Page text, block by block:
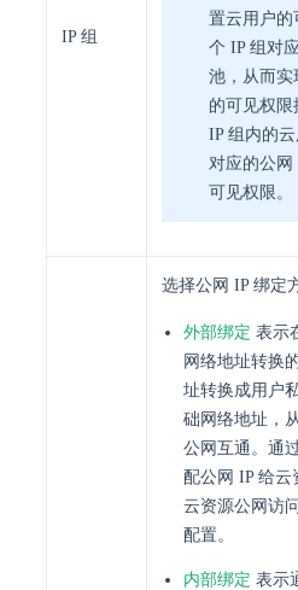
IP 组
置云用户的
个 IP 组对
池，从而实
的可见权限
IP 组内的
对应的公网
可见权限。
选择公网 IP 绑定
外部绑定 表示
网络地址转换
址转换成用户
础网络地址，
公网互通。通
配公网 IP 给
云资源公网访
配置。
内部绑定 表示